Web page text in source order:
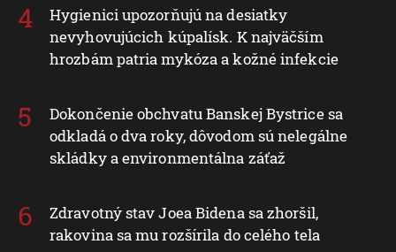
Hygienici upozorňujú na desiatky
nevyhovujúcich kúpalísk. K najväčším
hrozbám patria mykóza a kožné infekcie
Dokončenie obchvatu Banskej Bystrice sa
odkladá o dva roky, dôvodom sú nelegálne
skládky a environmentálna záťaž
Zdravotný stav Joea Bidena sa zhoršil,
rakovina sa mu rozšírila do celého tela